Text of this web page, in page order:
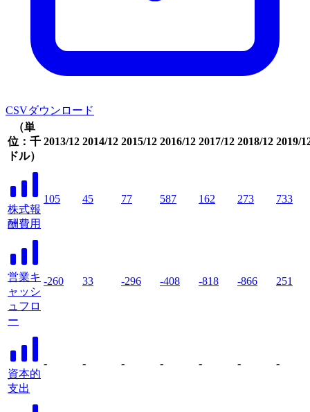
CSVダウンロード
（単
位：千
ドル）
2013/12 2014/12 2015/12 2016/12 2017/12 2018/12 2019/
株式報
酬費用
105 45 77 587 162 273 733
営業キ
ャッシ
ュフロ
ー
-260 33 -296 -408 -818 -866 251
資本的
支出
- - - - - - -